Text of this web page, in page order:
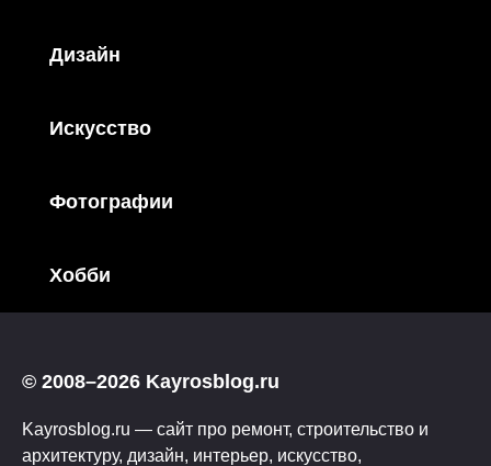
Дизайн
Искусство
Фотографии
Хобби
© 2008–2026 Kayrosblog.ru
Kayrosblog.ru — сайт про ремонт, строительство и
архитектуру, дизайн, интерьер, искусство,